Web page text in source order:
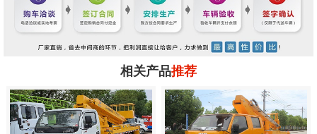
相关产品推荐